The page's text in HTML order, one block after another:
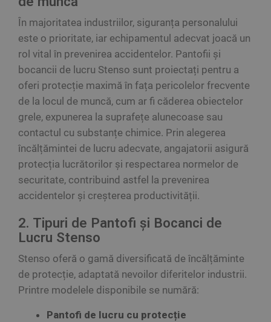
În majoritatea industriilor, siguranța personalului
este o prioritate, iar echipamentul adecvat joacă un
rol vital în prevenirea accidentelor. Pantofii și
bocancii de lucru Stenso sunt proiectați pentru a
oferi protecție maximă în fața pericolelor frecvente
de la locul de muncă, cum ar fi căderea obiectelor
grele, expunerea la suprafețe alunecoase sau
contactul cu substanțe chimice. Prin alegerea
încălțămintei de lucru adecvate, angajatorii asigură
protecția lucrătorilor și respectarea normelor de
securitate, contribuind astfel la prevenirea
accidentelor și creșterea productivității.
2. Tipuri de Pantofi și Bocanci de
Lucru Stenso
Stenso oferă o gamă diversificată de încălțăminte
de protecție, adaptată nevoilor diferitelor industrii.
Printre modelele disponibile se numără:
Pantofi de lucru cu protecție